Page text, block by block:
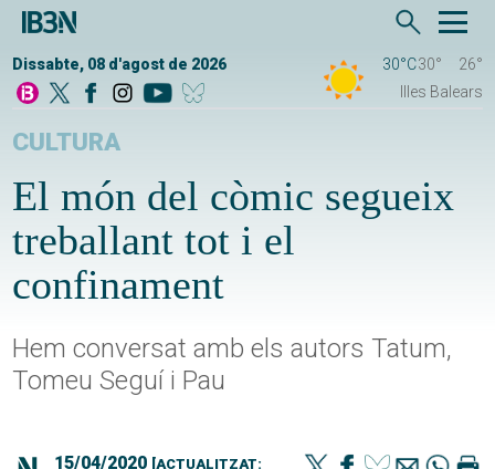
Dissabte, 08 d'agost de 2026 30°C30°
26°
Illes Balears
CULTURA
El món del còmic segueix
treballant tot i el
confinament
Hem conversat amb els autors Tatum,
Tomeu Seguí i Pau
15/04/2020 [ACTUALITZAT: